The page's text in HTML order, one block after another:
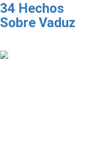
34 Hechos
Sobre Vaduz